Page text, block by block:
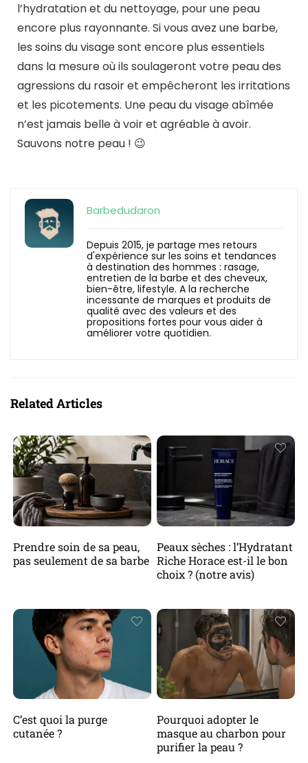
l’hydratation et du nettoyage, pour une peau
encore plus rayonnante. Si vous avez une barbe,
les soins du visage sont encore plus essentiels
dans la mesure où ils soulageront votre peau des
agressions du rasoir et empêcheront les irritations
et les picotements. Une peau du visage abîmée
n’est jamais belle à voir et agréable à avoir.
Sauvons notre peau ! 😉
Barbedudaron
Depuis 2015, je partage mes retours
d'expérience sur les soins et tendances
à destination des hommes : rasage,
entretien de la barbe et des cheveux,
bien-être, lifestyle. A la recherche
incessante de marques et produits de
qualité avec des valeurs et des
propositions fortes pour vous aider à
améliorer votre quotidien.
Related Articles
Prendre soin de sa peau,
pas seulement de sa barbe
Peaux sèches : l’Hydratant
Riche Horace est-il le bon
choix ? (notre avis)
C’est quoi la purge
cutanée ?
Pourquoi adopter le
masque au charbon pour
purifier la peau ?